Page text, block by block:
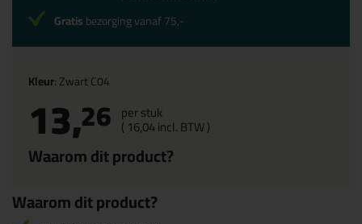
Kleur: Zwart C04
13,26 per stuk
( 16,04incl. BTW )
Waarom dit product?
Gratisbezorging vanaf 75,-
Waarom dit product?